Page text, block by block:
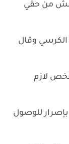
مش من حقي
وقال
لازم
للوصول